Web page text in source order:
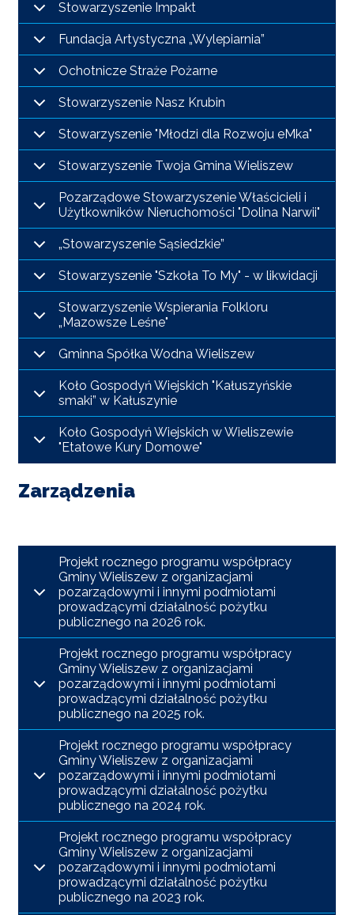
TURYSTYKA
OŚWIATA
KULTURA
ODPADY
KOMUNALNE
ZAPŁAĆ
PODATEK
ZDROWIE
KONTAKT
CZYSTE
POWIETRZE
REUSE4WILL
WIELISZEWSKIE
Stowarzyszenie Impakt
Fundacja Artystyczna „Wylepiarnia”
Ochotnicze Straże Pożarne
Stowarzyszenie Nasz Krubin
Stowarzyszenie "Młodzi dla Rozwoju eMka"
Stowarzyszenie Twoja Gmina Wieliszew
Pozarządowe Stowarzyszenie Właścicieli i
Użytkowników Nieruchomości "Dolina Narwii"
„Stowarzyszenie Sąsiedzkie”
Stowarzyszenie "Szkoła To My" - w likwidacji
Stowarzyszenie Wspierania Folkloru
„Mazowsze Leśne"
Gminna Spółka Wodna Wieliszew
Koło Gospodyń Wiejskich "Kałuszyńskie
smaki” w Kałuszynie
Koło Gospodyń Wiejskich w Wieliszewie
"Etatowe Kury Domowe"
Zarządzenia
Projekt rocznego programu współpracy
Gminy Wieliszew z organizacjami
pozarządowymi i innymi podmiotami
prowadzącymi działalność pożytku
publicznego na 2026 rok.
Projekt rocznego programu współpracy
Gminy Wieliszew z organizacjami
pozarządowymi i innymi podmiotami
prowadzącymi działalność pożytku
publicznego na 2025 rok.
Projekt rocznego programu współpracy
Gminy Wieliszew z organizacjami
pozarządowymi i innymi podmiotami
prowadzącymi działalność pożytku
publicznego na 2024 rok.
Projekt rocznego programu współpracy
Gminy Wieliszew z organizacjami
pozarządowymi i innymi podmiotami
prowadzącymi działalność pożytku
publicznego na 2023 rok.